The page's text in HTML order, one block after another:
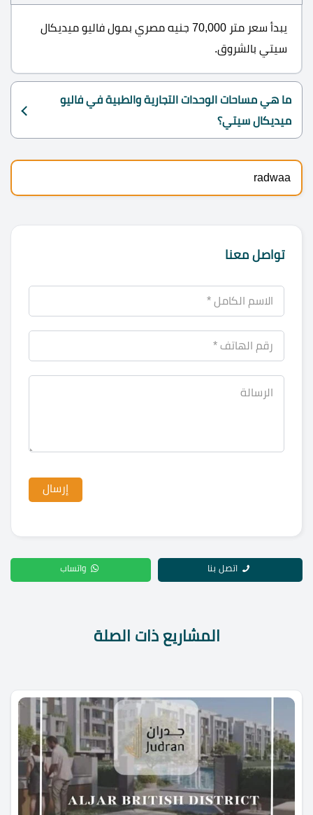
يبدأ سعر متر 70,000 جنيه مصري بمول فاليو ميديكال
سيتي بالشروق.
ما هي مساحات الوحدات التجارية والطبية في فاليو
ميديكال سيتي؟
radwaa
تواصل معنا
اتصل بنا واتساب
المشاريع ذات الصلة